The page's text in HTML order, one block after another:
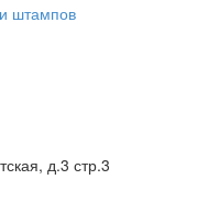
д.3 стр.3